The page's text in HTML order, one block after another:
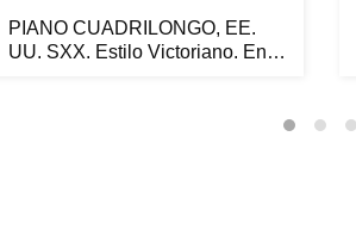
PIANO CUADRILONGO, EE.
UU. SXX. Estilo Victoriano. En